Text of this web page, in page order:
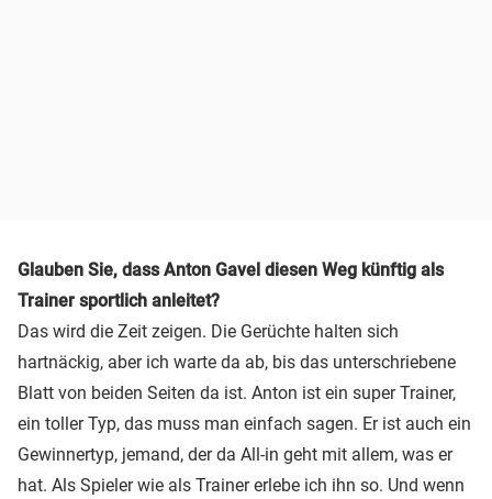
Glauben Sie, dass Anton Gavel diesen Weg künftig als
Trainer sportlich anleitet?
Das wird die Zeit zeigen. Die Gerüchte halten sich
hartnäckig, aber ich warte da ab, bis das unterschriebene
Blatt von beiden Seiten da ist. Anton ist ein super Trainer,
ein toller Typ, das muss man einfach sagen. Er ist auch ein
Gewinnertyp, jemand, der da All-in geht mit allem, was er
hat. Als Spieler wie als Trainer erlebe ich ihn so. Und wenn